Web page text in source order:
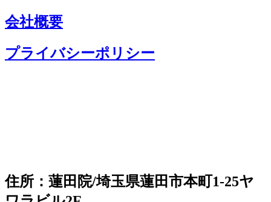
会社概要
プライバシーポリシー
住所：蓮田院/埼玉県蓮田市本町1-25ヤ